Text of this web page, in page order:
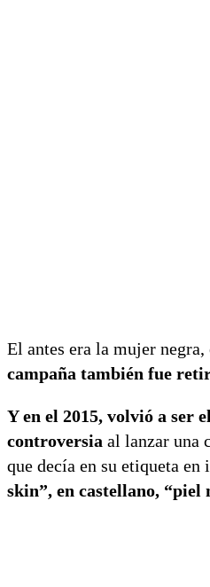
El antes era la mujer negra,
campaña también fue
Y en el 2015, volvió a ser
controversia al lanzar una
que decía en su etiqueta en
skin”, en castellano, “piel